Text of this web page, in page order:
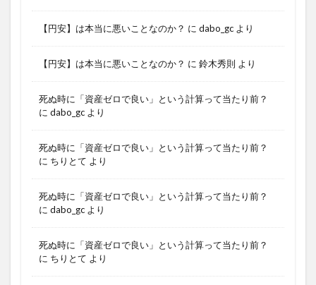
【円安】は本当に悪いことなのか？ に dabo_gc より
【円安】は本当に悪いことなのか？ に 鈴木秀則 より
死ぬ時に「資産ゼロで良い」という計算って当たり前？
に dabo_gc より
死ぬ時に「資産ゼロで良い」という計算って当たり前？
に ちりとて より
死ぬ時に「資産ゼロで良い」という計算って当たり前？
に dabo_gc より
死ぬ時に「資産ゼロで良い」という計算って当たり前？
に ちりとて より